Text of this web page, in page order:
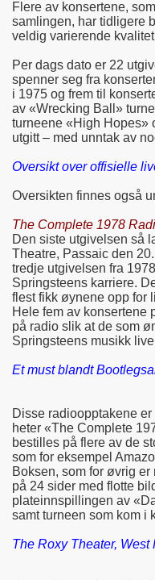
Flere av konsertene,
samlingen, har tidligere
veldig varierende
Per dags dato er 22
spenner seg fra
i 1975 og frem til
av «Wrecking Ball»
turneene «High Hopes»
utgitt – med unntak av
Oversikt over offisielle
Oversikten finnes også
The Complete 1978
Den siste utgivelsen så
Theatre, Passaic den
tredje utgivelsen fra
Springsteens karriere.
flest fikk øynene opp for
Hele fem av konsertene
på radio slik at de som
Springsteens musikk
Et must blandt
Disse radioopptakene
heter «The Complete
bestilles på flere av de
som for eksempel
Boksen, som for øvrig
på 24 sider med flotte
plateinnspillingen av
samt turneen som kom i
The Roxy Theater,